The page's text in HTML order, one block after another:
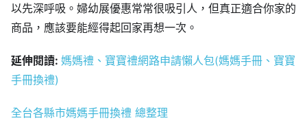
以先深呼吸。婦幼展優惠常常很吸引人，但真正適合你家的
商品，應該要能經得起回家再想一次。
延伸閱讀: 媽媽禮、寶寶禮網路申請懶人包(媽媽手冊、寶寶
手冊換禮)
全台各縣市媽媽手冊換禮 總整理